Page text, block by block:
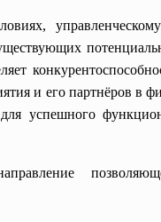
и его партнёров в
успешного